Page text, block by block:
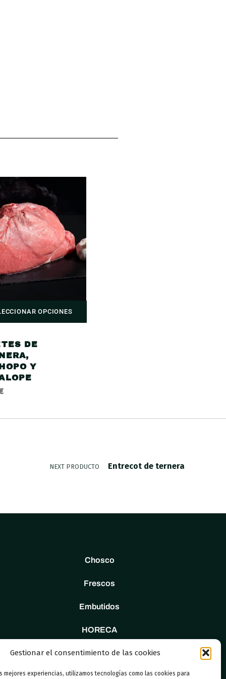
Gestionar el consentimiento de las cookies
mejores experiencias, utilizamos tecnologías como las cookies para
OPCIONES
DE
Y
NEXT PRODUCTO Entrecot de ternera
Chosco
Frescos
Embutidos
HORECA
Tienda
Nosotros